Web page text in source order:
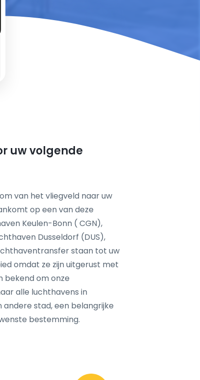
uw volgende
van het vliegveld naar uw
op een van deze
Keulen-Bonn ( CGN),
Dusseldorf (DUS),
staan tot uw
omdat ze zijn uitgerust met
bekend om onze
alle luchthavens in
stad, een belangrijke
bestemming.